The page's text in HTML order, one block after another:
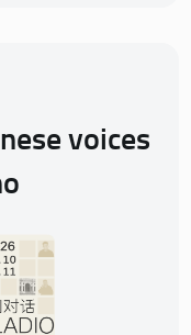
voices